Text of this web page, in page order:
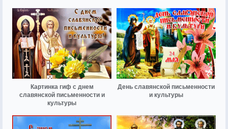
Картинка гиф с днем
славянской письменности и
культуры
День славянской письменности
и культуры